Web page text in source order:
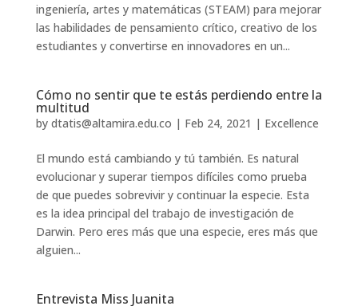
ingeniería, artes y matemáticas (STEAM) para mejorar
las habilidades de pensamiento crítico, creativo de los
estudiantes y convertirse en innovadores en un...
Cómo no sentir que te estás perdiendo entre la
multitud
by dtatis@altamira.edu.co | Feb 24, 2021 | Excellence
El mundo está cambiando y tú también. Es natural
evolucionar y superar tiempos difíciles como prueba
de que puedes sobrevivir y continuar la especie. Esta
es la idea principal del trabajo de investigación de
Darwin. Pero eres más que una especie, eres más que
alguien...
Entrevista Miss Juanita